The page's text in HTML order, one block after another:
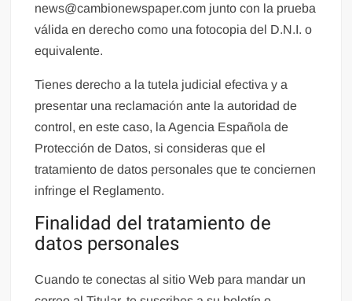
news@cambionewspaper.com junto con la prueba
válida en derecho como una fotocopia del D.N.I. o
equivalente.
Tienes derecho a la tutela judicial efectiva y a
presentar una reclamación ante la autoridad de
control, en este caso, la Agencia Española de
Protección de Datos, si consideras que el
tratamiento de datos personales que te conciernen
infringe el Reglamento.
Finalidad del tratamiento de
datos personales
Cuando te conectas al sitio Web para mandar un